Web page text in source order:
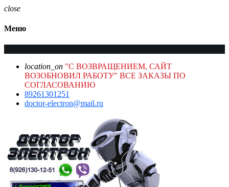
close
Меню
location_on "С ВОЗВРАЩЕНИЕМ, САЙТ
ВОЗОБНОВИЛ РАБОТУ" ВСЕ ЗАКАЗЫ ПО
СОГЛАСОВАНИЮ
89261301251
doctor-electron@mail.ru